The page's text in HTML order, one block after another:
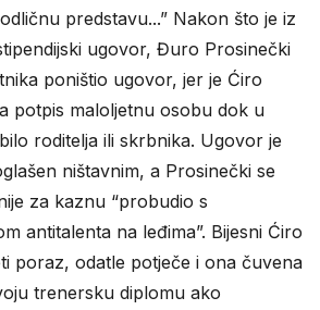
predstavu...” Nakon što je iz
ugovor, Đuro Prosinečki
poništio ugovor, jer je Ćiro
potpis maloljetnu osobu dok u
roditelja ili skrbnika. Ugovor je
ništavnim, a Prosinečki se
za kaznu “probudio s
antitalenta na leđima”. Bijesni Ćiro
poraz, odatle potječe i ona čuvena
trenersku diplomu ako